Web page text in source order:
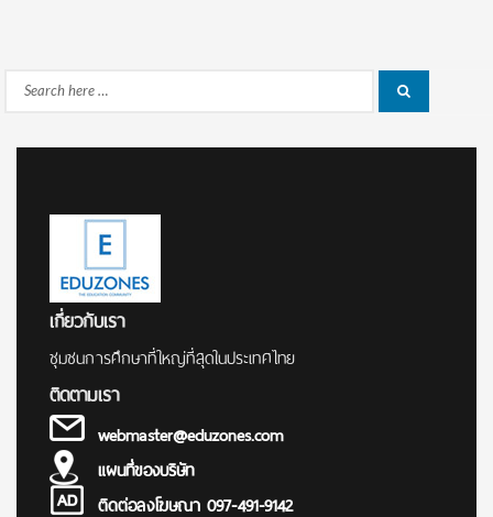
Search
เกี่ยวกับเรา
ชุมชนการศึกษาที่ใหญ่ที่สุดในประเทศไทย
ติดตามเรา
webmaster@eduzones.com
แผนที่ของบริษัท
ติดต่อลงโฆษณา 097-491-9142